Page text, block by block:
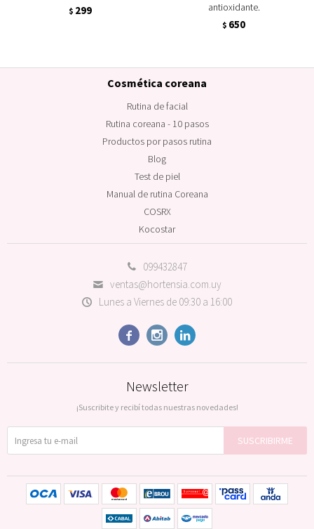
$ 299
antioxidante.
$ 650
099432847
ventas@hortensia.com.uy
Lunes a Viernes de 09:30 a 16:00
  
Cosmética coreana
Rutina de facial
Rutina coreana - 10 pasos
Productos por pasos rutina
Blog
Test de piel
Manual de rutina Coreana
COSRX
Kocostar
Newsletter
¡Suscribite y recibí todas nuestras novedades!
SUSCRIBIRME